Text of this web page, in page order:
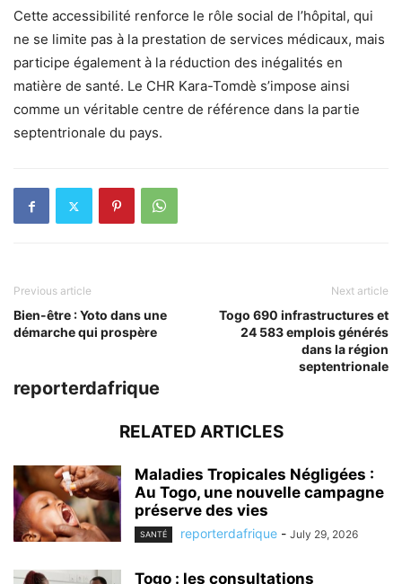
Cette accessibilité renforce le rôle social de l’hôpital, qui
ne se limite pas à la prestation de services médicaux, mais
participe également à la réduction des inégalités en
matière de santé. Le CHR Kara-Tomdè s’impose ainsi
comme un véritable centre de référence dans la partie
septentrionale du pays.
Previous article
Bien-être : Yoto dans une
démarche qui prospère
Next article
Togo 690 infrastructures et
24 583 emplois générés
dans la région
septentrionale
reporterdafrique
RELATED ARTICLES
Maladies Tropicales Négligées :
Au Togo, une nouvelle campagne
préserve des vies
SANTÉ reporterdafrique - July 29, 2026
Togo : les consultations